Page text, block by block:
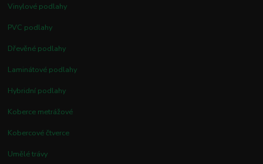
Vinylové podlahy
PVC podlahy
Dřevěné podlahy
Laminátové podlahy
Hybridní podlahy
Koberce metrážové
Kobercové čtverce
Umělé trávy